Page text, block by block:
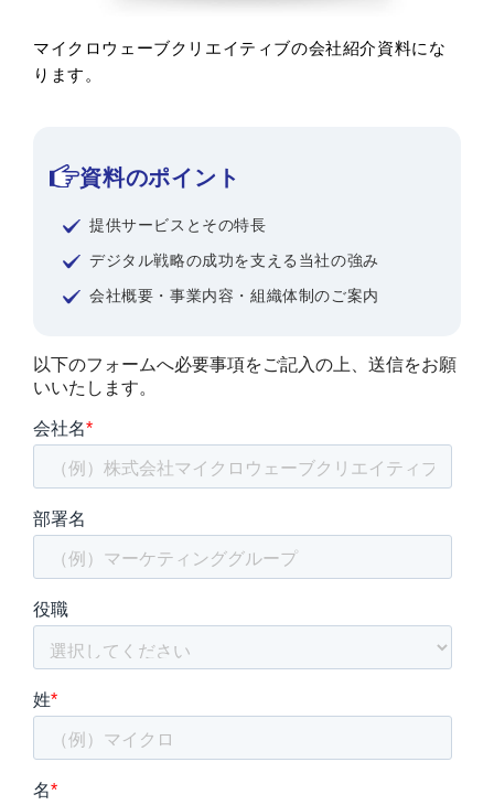
マイクロウェーブクリエイティブの会社紹介資料にな
ります。
資料のポイント
提供サービスとその特長
デジタル戦略の成功を支える当社の強み
会社概要・事業内容・組織体制のご案内